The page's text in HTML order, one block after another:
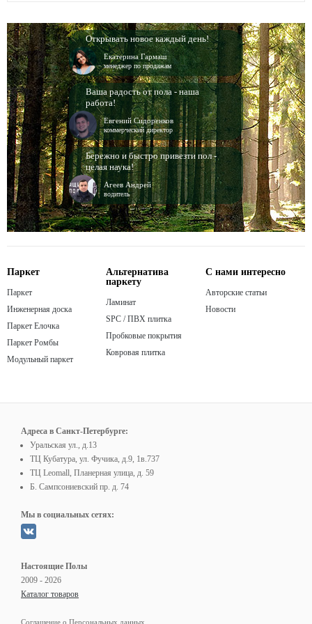
Открывать новое каждый день!
Екатерина Гармаш
менеджер по продажам
Ваша радость от пола - наша
работа!
Евгений Сидоренков
коммерческий директор
Бережно и быстро привезти пол -
целая наука!
Агеев Андрей
водитель
Паркет
Паркет
Инженерная доска
Паркет Елочка
Паркет Ромбы
Модульный паркет
Альтернатива
паркету
Ламинат
SPC / ПВХ плитка
Пробковые покрытия
Ковровая плитка
С нами интересно
Авторские статьи
Новости
Адреса в Санкт-Петербурге:
Уральская ул., д.13
ТЦ Кубатура, ул. Фучика, д.9, 1в.737
ТЦ Leomall, Планерная улица, д. 59
Б. Сампсониевский пр. д. 74
Мы в социальных сетях:
Настоящие Полы
2009 - 2026
Каталог товаров
Соглашение о Персональных данных